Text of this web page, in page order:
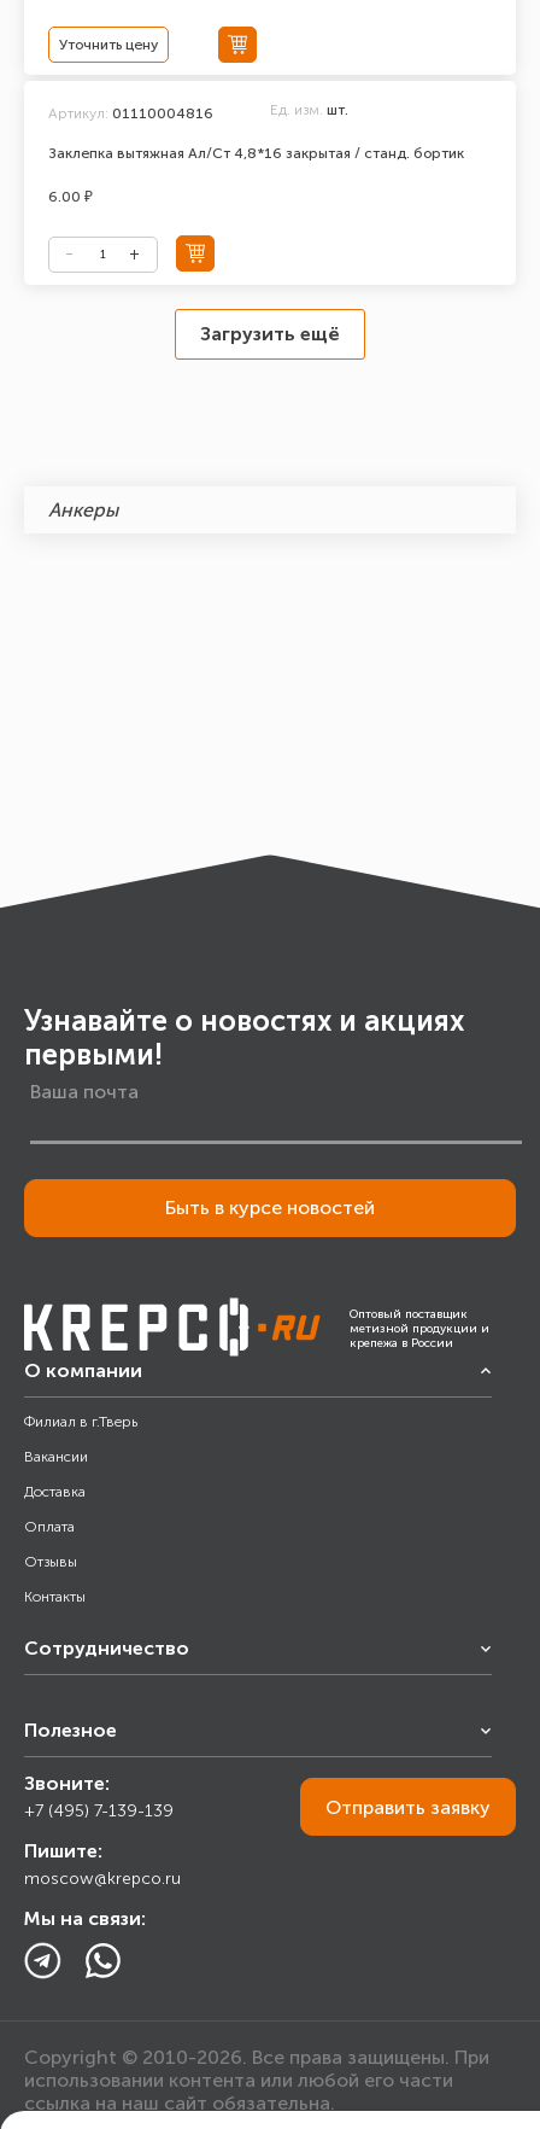
Уточнить цену
Заклепка вытяжная Ал/Ст 4,8*16 закрытая / станд. бортик
Артикул: 01110004816 Ед. изм. шт.
6.00 ₽
Загрузить ещё
Анкеры
Узнавайте о новостях и акциях
первыми!
Быть в курсе новостей
Оптовый поставщик
метизной продукции и
крепежа в России
О компании
Филиал в г.Тверь
Вакансии
Доставка
Оплата
Отзывы
Контакты
Сотрудничество
Снабжение строительства
Торговым организациям
Полезное
Калькулятор
Прайс лист
Ответы на вопросы
Блог
Звоните:
+7 (495) 7-139-139
Пишите:
moscow@krepco.ru
Мы на связи:
Отправить заявку
Copyright © 2010-2026. Все права защищены. При
использовании контента или любой его части
ссылка на наш сайт обязательна.